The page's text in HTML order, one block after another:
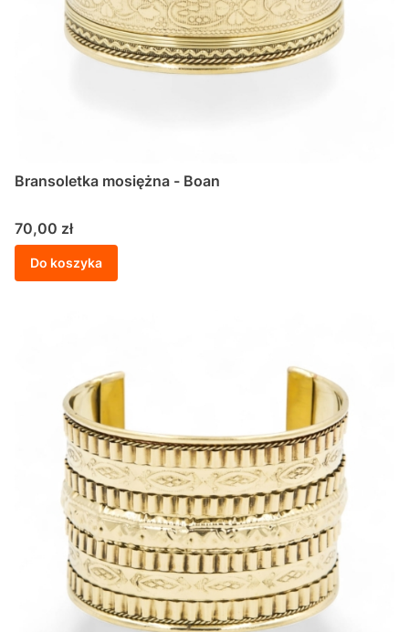
Bransoletka mosiężna - Boan
Cena
70,00 zł
Do koszyka